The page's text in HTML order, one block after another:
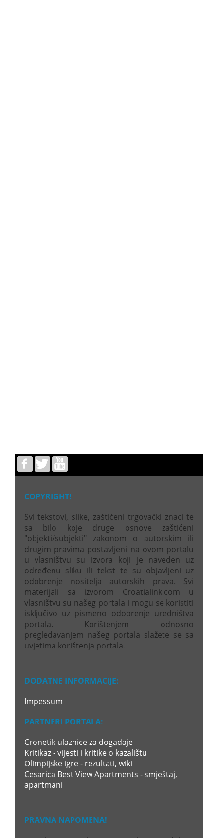
COPYRIGHT!
Svi tekstovi, slike, zaštićeni trgovački znaci te
sa bilo koje druge osnove zaštićeni
"objekti/subjekti" zakonom o autorskim ili
drugim pravima postavljeni na ovom portalu
u vlasništvu su izvora koji je naveden uz
određenu sliku ili tekst te su objavljeni uz
odobrenje nositelja autorskih prava. Svi
materijali sa izvorom Croatialink.com u
vlasništvu su našeg portala i mogu se koristiti
isključivo uz pismeno odobrenje uredništva
portala. Korištenjem odnosno
pregledavanjem našeg portala slažete se sa
uvjetima korištenja portala.
DODATNE INFORMACIJE:
Impessum
PARTNERI PORTALA:
Cronetik ulaznice za događaje
Kritikaz - vijesti i kritike o kazalištu
Olimpijske igre - rezultati, wiki
Cesarica Best View Apartments - smještaj,
apartmani
PRAVNA NAPOMENA!